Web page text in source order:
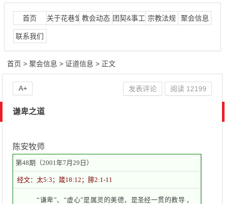
首页 关于花巷堂 教会动态 团契&事工 宗教法规 聚会信息
联系我们
首页 >聚会信息 >证道信息 > 正文
谦卑之道
陈安牧师
第48期（2001年7月29日）
经文：太5:3；箴18:12；腓2:1-11
“谦卑”、“虚心”是属灵的美德，是圣经一贯的教导 ，
发表评论 阅读 12199
A+